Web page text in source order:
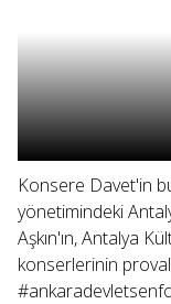
Konsere Davet'in
yönetimindeki
Aşkın'ın, Antalya
konserlerinin